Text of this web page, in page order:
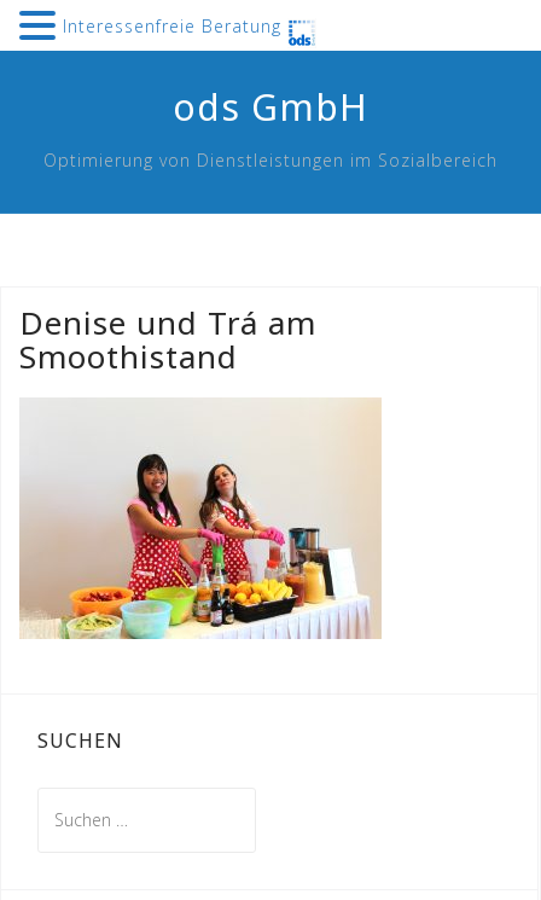
ods GmbH
Optimierung von Dienstleistungen im Sozialbereich
Denise und Trá am
Smoothistand
SUCHEN
nach:
Interessenfreie Beratung